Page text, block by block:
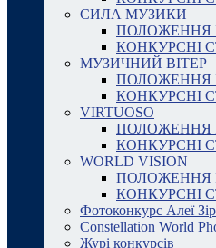
СИЛА МУЗИКИ
ПОЛОЖЕННЯ
КОНКУРСНІ
МУЗИЧНИЙ ВІТЕР
ПОЛОЖЕННЯ
КОНКУРСНІ
VIRTUOSO
ПОЛОЖЕННЯ
КОНКУРСНІ
WORLD VISION
ПОЛОЖЕННЯ
КОНКУРСНІ
Фотоконкурс Алеї
Constellation World
Журі конкурсів